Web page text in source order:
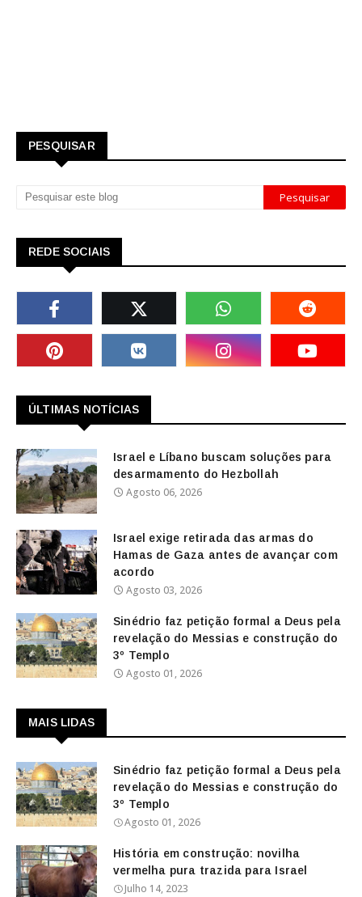
PESQUISAR
REDE SOCIAIS
ÚLTIMAS NOTÍCIAS
Israel e Líbano buscam soluções para
desarmamento do Hezbollah
Agosto 06, 2026
Israel exige retirada das armas do
Hamas de Gaza antes de avançar com
acordo
Agosto 03, 2026
Sinédrio faz petição formal a Deus pela
revelação do Messias e construção do
3º Templo
Agosto 01, 2026
MAIS LIDAS
Sinédrio faz petição formal a Deus pela
revelação do Messias e construção do
3º Templo
Agosto 01, 2026
História em construção: novilha
vermelha pura trazida para Israel
Julho 14, 2023